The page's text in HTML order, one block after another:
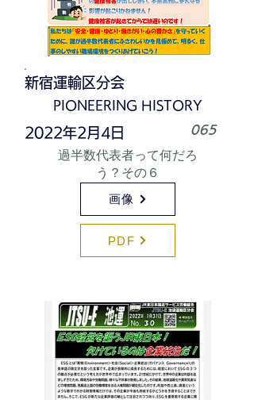
新宿運輸区分会
PIONEERING HISTORY
2022年2月4日 065
過半数代表者って何だろ
う？その６
画像
PDF